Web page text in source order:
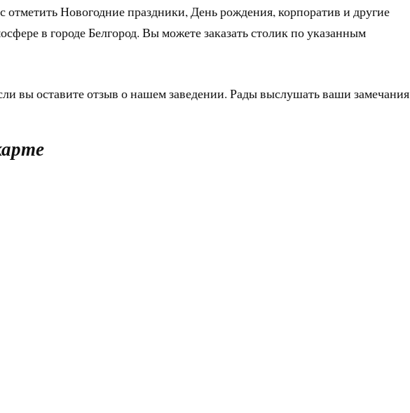
отметить Новогодние праздники, День рождения, корпоратив и другие
в городе Белгород. Вы можете заказать столик по указанным
вы оставите отзыв о нашем заведении. Рады выслушать ваши замечания